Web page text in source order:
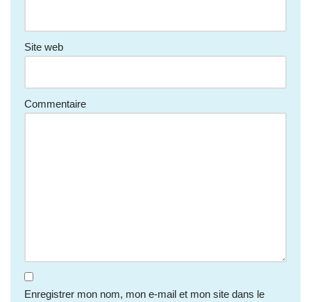
Site web
Commentaire
Enregistrer mon nom, mon e-mail et mon site dans le